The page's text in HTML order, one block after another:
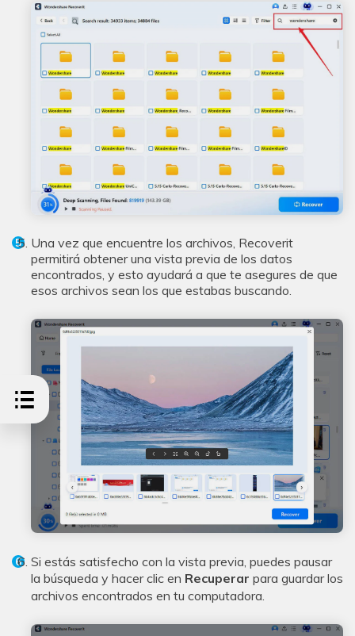
Una vez que encuentre los archivos, Recoverit
permitirá obtener una vista previa de los datos
encontrados, y esto ayudará a que te asegures de que
esos archivos sean los que estabas buscando.
Si estás satisfecho con la vista previa, puedes pausar
la búsqueda y hacer clic en Recuperar para guardar los
archivos encontrados en tu computadora.